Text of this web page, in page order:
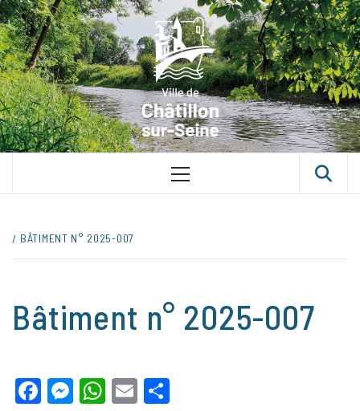
Skip
to
content
VILLE
SUR-SEINE
UNE VILLE DANS UN PARC
Primary
BÂTIMENT N° 2025-007
Bâtiment n° 2025-007
Facebook
Messenger
WhatsApp
Email